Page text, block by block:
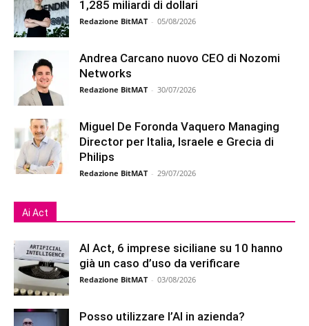
1,285 miliardi di dollari
Redazione BitMAT - 05/08/2026
Andrea Carcano nuovo CEO di Nozomi
Networks
Redazione BitMAT - 30/07/2026
Miguel De Foronda Vaquero Managing
Director per Italia, Israele e Grecia di
Philips
Redazione BitMAT - 29/07/2026
Ai Act
AI Act, 6 imprese siciliane su 10 hanno
già un caso d’uso da verificare
Redazione BitMAT - 03/08/2026
Posso utilizzare l’AI in azienda?